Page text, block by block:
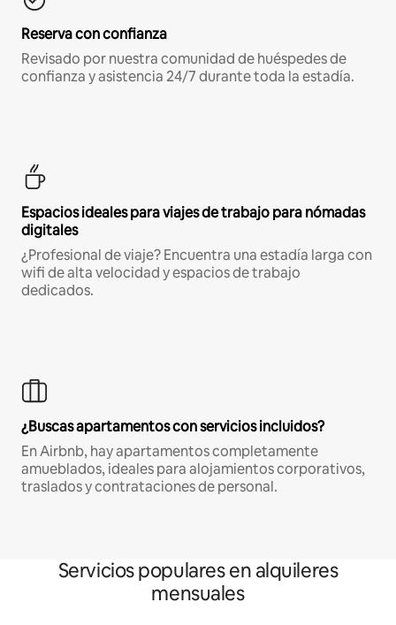
Reserva con confianza
Revisado por nuestra comunidad de huéspedes de
confianza y asistencia 24/7 durante toda la estadía.
Espacios ideales para viajes de trabajo para nómadas
digitales
¿Profesional de viaje? Encuentra una estadía larga con
wifi de alta velocidad y espacios de trabajo
dedicados.
¿Buscas apartamentos con servicios incluidos?
En Airbnb, hay apartamentos completamente
amueblados, ideales para alojamientos corporativos,
traslados y contrataciones de personal.
Servicios populares en alquileres
mensuales